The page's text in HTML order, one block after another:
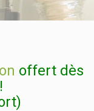
offert dès